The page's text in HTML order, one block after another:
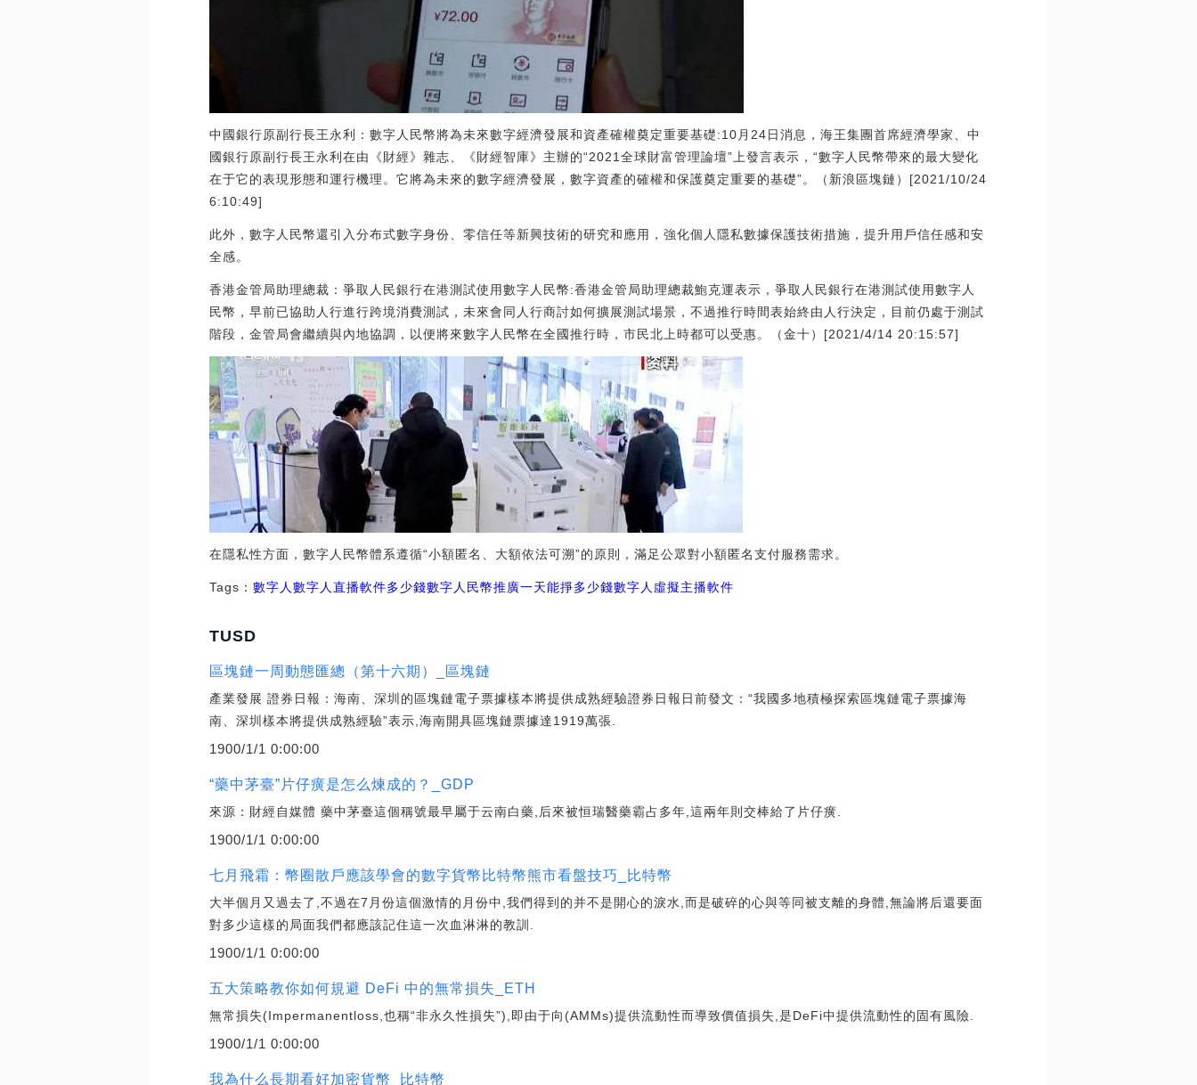
中國銀行原副行長王永利：數字人民幣將為未來數字經濟發展和資產確權奠定重要基礎:10月24日消息，海王集團首席經濟學家、中
國銀行原副行長王永利在由《財經》雜志、《財經智庫》主辦的“2021全球財富管理論壇”上發言表示，“數字人民幣帶來的最大變化
在于它的表現形態和運行機理。它將為未來的數字經濟發展，數字資產的確權和保護奠定重要的基礎”。（新浪區塊鏈）[2021/10/24
6:10:49]
此外，數字人民幣還引入分布式數字身份、零信任等新興技術的研究和應用，強化個人隱私數據保護技術措施，提升用戶信任感和安
全感。
香港金管局助理總裁：爭取人民銀行在港測試使用數字人民幣:香港金管局助理總裁鮑克運表示，爭取人民銀行在港測試使用數字人
民幣，早前已協助人行進行跨境消費測試，未來會同人行商討如何擴展測試場景，不過推行時間表始終由人行決定，目前仍處于測試
階段，金管局會繼續與內地協調，以便將來數字人民幣在全國推行時，市民北上時都可以受惠。（金十）[2021/4/14 20:15:57]
在隱私性方面，數字人民幣體系遵循“小額匿名、大額依法可溯”的原則，滿足公眾對小額匿名支付服務需求。
Tags：數字人數字人直播軟件多少錢數字人民幣推廣一天能掙多少錢數字人虛擬主播軟件
TUSD
區塊鏈一周動態匯總（第十六期）_區塊鏈
產業發展 證券日報：海南、深圳的區塊鏈電子票據樣本將提供成熟經驗證券日報日前發文：“我國多地積極探索區塊鏈電子票據海
南、深圳樣本將提供成熟經驗”表示,海南開具區塊鏈票據達1919萬張.
1900/1/1 0:00:00
“藥中茅臺”片仔癀是怎么煉成的？_GDP
來源：財經自媒體 藥中茅臺這個稱號最早屬于云南白藥,后來被恒瑞醫藥霸占多年,這兩年則交棒給了片仔癀.
1900/1/1 0:00:00
七月飛霜：幣圈散戶應該學會的數字貨幣比特幣熊市看盤技巧_比特幣
大半個月又過去了,不過在7月份這個激情的月份中,我們得到的并不是開心的淚水,而是破碎的心與等同被支離的身體,無論將后還要面
對多少這樣的局面我們都應該記住這一次血淋淋的教訓.
1900/1/1 0:00:00
五大策略教你如何規避 DeFi 中的無常損失_ETH
無常損失(Impermanentloss,也稱“非永久性損失”),即由于向(AMMs)提供流動性而導致價值損失,是DeFi中提供流動性的固有風險.
1900/1/1 0:00:00
我為什么長期看好加密貨幣_比特幣